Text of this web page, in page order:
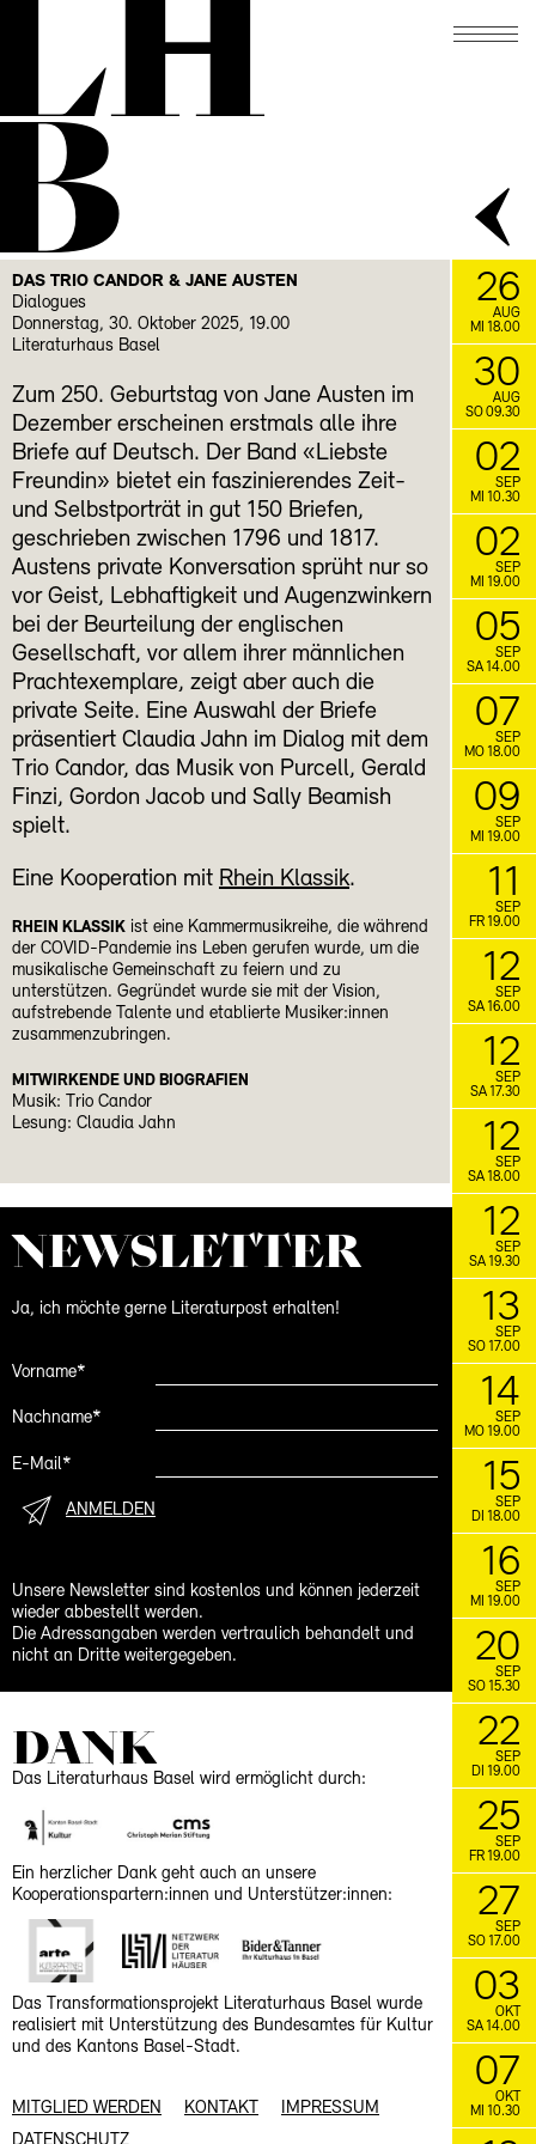
DAS TRIO CANDOR & JANE AUSTEN
Dialogues
Donnerstag, 30. Oktober 2025, 19.00
Literaturhaus Basel
Zum 250. Geburtstag von Jane Austen im
Dezember erscheinen erstmals alle ihre
Briefe auf Deutsch. Der Band «Liebste
Freundin» bietet ein faszinierendes Zeit-
und Selbstporträt in gut 150 Briefen,
geschrieben zwischen 1796 und 1817.
Austens private Konversation sprüht nur so
vor Geist, Lebhaftigkeit und Augenzwinkern
bei der Beurteilung der englischen
Gesellschaft, vor allem ihrer männlichen
Prachtexemplare, zeigt aber auch die
private Seite. Eine Auswahl der Briefe
präsentiert Claudia Jahn im Dialog mit dem
Trio Candor, das Musik von Purcell, Gerald
Finzi, Gordon Jacob und Sally Beamish
spielt.
Eine Kooperation mit Rhein Klassik.
RHEIN KLASSIK ist eine Kammermusikreihe, die während
der COVID-Pandemie ins Leben gerufen wurde, um die
musikalische Gemeinschaft zu feiern und zu
unterstützen. Gegründet wurde sie mit der Vision,
aufstrebende Talente und etablierte Musiker:innen
zusammenzubringen.
MITWIRKENDE UND BIOGRAFIEN
Musik: Trio Candor
Lesung: Claudia Jahn
NEWS­LETTER
Ja, ich möchte gerne Literaturpost erhalten!
Vorname*
Nachname*
E-Mail*
ANMELDEN
Unsere Newsletter sind kostenlos und können jederzeit
wieder abbestellt werden.
Die Adressangaben werden vertraulich behandelt und
nicht an Dritte weitergegeben.
DANK
Das Literaturhaus Basel wird ermöglicht durch:
Ein herzlicher Dank geht auch an unsere
Kooperationspartern:innen und Unterstützer:innen:
Das Transformationsprojekt Literaturhaus Basel wurde
realisiert mit Unterstützung des Bundesamtes für Kultur
und des Kantons Basel-Stadt.
MITGLIED WERDEN KONTAKT
IMPRESSUM
26
AUG
MI 18.00
30
AUG
SO 09.30
02
SEP
MI 10.30
02
SEP
MI 19.00
05
SEP
SA 14.00
07
SEP
MO 18.00
09
SEP
MI 19.00
11
SEP
FR 19.00
12
SEP
SA 16.00
12
SEP
SA 17.30
12
SEP
SA 18.00
12
SEP
SA 19.30
13
SEP
SO 17.00
14
SEP
MO 19.00
15
SEP
DI 18.00
16
SEP
MI 19.00
20
SEP
SO 15.30
22
SEP
DI 19.00
25
SEP
FR 19.00
27
SEP
SO 17.00
03
OKT
SA 14.00
07
OKT
MI 10.30